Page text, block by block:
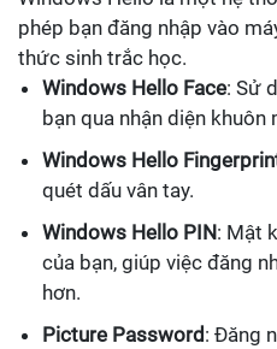
phép bạn đăng nhập vào
thức sinh trắc học.
Windows Hello Face: Sử
bạn qua nhận diện khuôn
Windows Hello
quét dấu vân tay.
Windows Hello PIN: Mật
của bạn, giúp việc đăng
hơn.
Picture Password : Đăng